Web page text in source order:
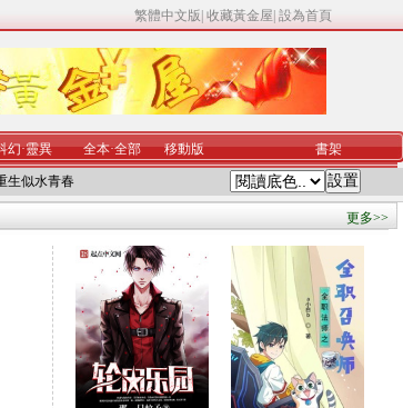
繁體中文版 收藏黃金屋 設為首頁
幻·靈異 全本·全部 移動版 書架
生似水青春
更多>>